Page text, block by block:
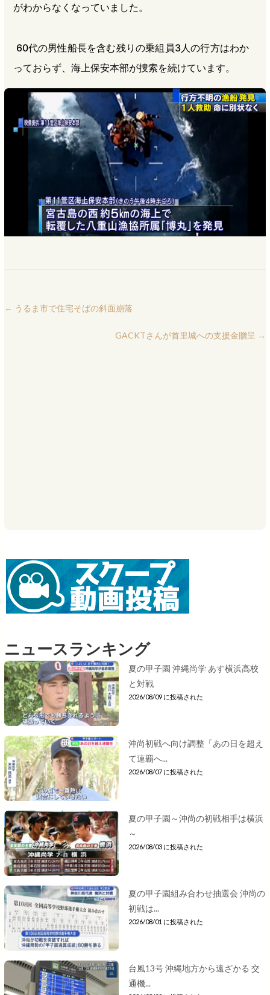
がわからなくなっていました。
60代の男性船長を含む残りの乗組員3人の行方はわか
っておらず、海上保安本部が捜索を続けています。
← うるま市で住宅そばの斜面崩落
GACKTさんが首里城への支援金贈呈 →
ニュースランキング
夏の甲子園 沖縄尚学 あす横浜高校
と対戦
2026/08/09 に投稿された
沖尚初戦へ向け調整「あの日を超え
て連覇へ...
2026/08/07 に投稿された
夏の甲子園～沖尚の初戦相手は横浜
～
2026/08/03 に投稿された
夏の甲子園組み合わせ抽選会 沖尚の
初戦は...
2026/08/01 に投稿された
台風13号 沖縄地方から遠ざかる 交
通機...